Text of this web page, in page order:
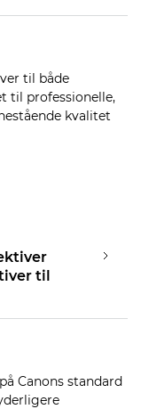
til både
til professionelle,
kvalitet
til
Canons standard